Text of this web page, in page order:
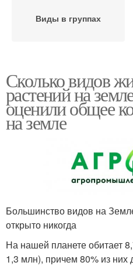
Виды в группах
Сколько видов
растений на
оценили общее
на земле
Большинство видов на
открыто никогда
На нашей планете обитает
1,3 млн), причем 80% из них